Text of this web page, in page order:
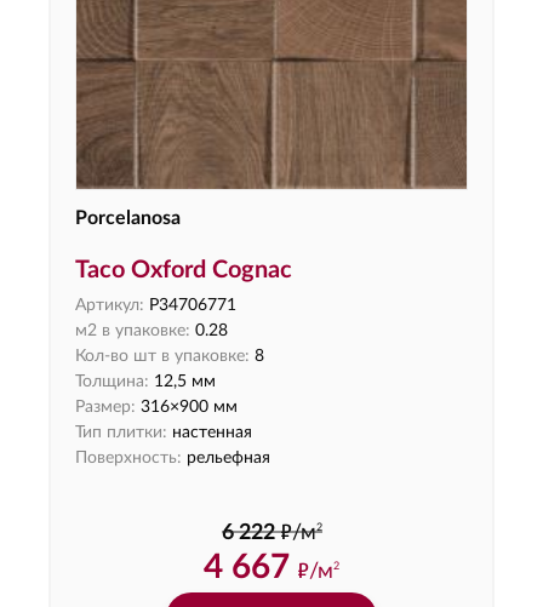
Porcelanosa
Taco Oxford Cognac
Артикул: P34706771
м2 в упаковке: 0.28
Кол-во шт в упаковке: 8
Толщина: 12,5 мм
Размер: 316×900 мм
Тип плитки: настенная
Поверхность: рельефная
6 222 ф/м2
4 667 ф/м2